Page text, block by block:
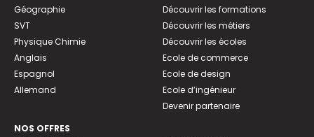
Géographie
SVT
Physique Chimie
Anglais
Espagnol
Allemand
NOS OFFRES
Découvrir les formations
Découvrir les métiers
Découvrir les écoles
Ecole de commerce
Ecole de design
Ecole d’ingénieur
Devenir partenaire